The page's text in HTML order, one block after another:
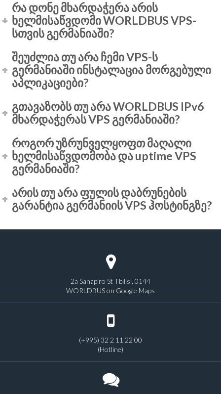
რა დონე მხარდაჭერა არის
ხელმისაწვდომი WORLDBUS VPS-
სთვის გერმანიაში?
შეუძლია თუ არა ჩემი VPS-ს
გერმანიაში ინსტალაცია მორგებული
აპლიკაციები?
გთავაზობს თუ არა WORLDBUS IPv6
მხარდაჭერას VPS გერმანიაში?
როგორ უზრუნველყოფთ მაღალი
ხელმისაწვდომობა და uptime VPS
გერმანიაში?
არის თუ არა ფულის დაბრუნების
გარანტია გერმანიის VPS ჰოსტინგზე?
2a Sanapiro St Tbilisi, 0144
WORLDBUS on Google Maps
(+995) 32 2 11 22 00
(Hotline)